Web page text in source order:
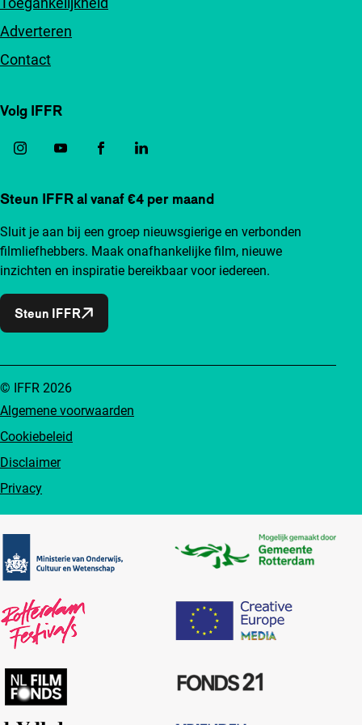
Adverteren
Contact
Volg IFFR
Steun IFFR al vanaf €4 per maand
Sluit je aan bij een groep nieuwsgierige en verbonden
filmliefhebbers. Maak onafhankelijke film, nieuwe
inzichten en inspiratie bereikbaar voor iedereen.
Steun IFFR
Algemene voorwaarden
Cookiebeleid
Disclaimer
Privacy
© IFFR 2026